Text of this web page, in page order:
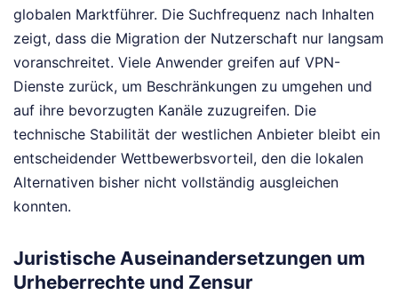
globalen Marktführer. Die Suchfrequenz nach Inhalten
zeigt, dass die Migration der Nutzerschaft nur langsam
voranschreitet. Viele Anwender greifen auf VPN-
Dienste zurück, um Beschränkungen zu umgehen und
auf ihre bevorzugten Kanäle zuzugreifen. Die
technische Stabilität der westlichen Anbieter bleibt ein
entscheidender Wettbewerbsvorteil, den die lokalen
Alternativen bisher nicht vollständig ausgleichen
konnten.
Juristische Auseinandersetzungen um
Urheberrechte und Zensur